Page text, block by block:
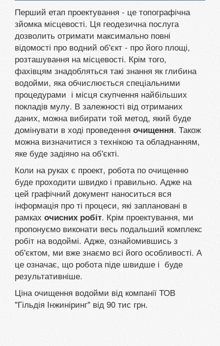
Перший етап проектування - це топографічна
зйомка місцевості. Ця геодезична послуга
дозволить отримати максимально повні
відомості про водний об'єкт - про його площі,
розташування на місцевості. Крім того,
фахівцям знадобляться такі знання як глибина
водойми, яка обчислюється спеціальними
процедурами і місця скупчення найбільших
покладів мулу. В залежності від отриманих
даних, можна вибирати той метод, який буде
домінувати в ході проведення очищення. Також
можна визначитися з технікою та обладнанням,
яке буде задіяно на об'єкті.
Коли на руках є проект, робота по очищенню
буде проходити швидко і правильно. Адже на
цей графічний документ наноситься вся
інформація про ті процеси, які заплановані в
рамках очисних робіт. Крім проектування, ми
пропонуємо виконати весь подальший комплекс
робіт на водоймі. Адже, ознайомившись з
об'єктом, ми вже знаємо всі його особливості. А
це означає, що робота піде швидше і буде
результативніше.
Ціна очищення водойми від компанії ТОВ
"Гільдія Інжиніринг" від 90 тис грн.